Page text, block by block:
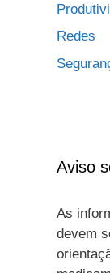
Redes
Aviso
As
devem